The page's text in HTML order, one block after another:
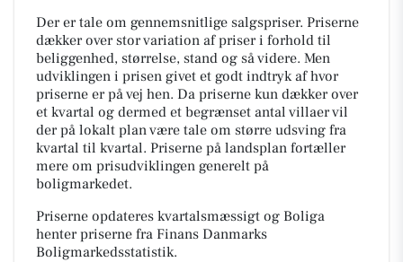
Der er tale om gennemsnitlige salgspriser. Priserne
dækker over stor variation af priser i forhold til
beliggenhed, størrelse, stand og så videre. Men
udviklingen i prisen givet et godt indtryk af hvor
priserne er på vej hen. Da priserne kun dækker over
et kvartal og dermed et begrænset antal villaer vil
der på lokalt plan være tale om større udsving fra
kvartal til kvartal. Priserne på landsplan fortæller
mere om prisudviklingen generelt på
boligmarkedet.
Priserne opdateres kvartalsmæssigt og Boliga
henter priserne fra Finans Danmarks
Boligmarkedsstatistik.